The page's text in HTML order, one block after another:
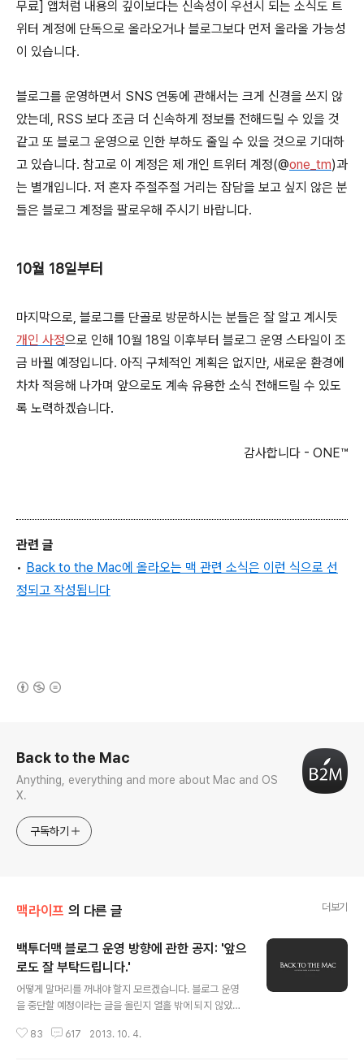
무료] 앱처럼 내용의 깊이보다는 신속성이 우선시 되는 소식도 트
위터 계정에 단독으로 올라오거나 블로그보다 먼저 올라올 가능성
이 있습니다.
블로그를 운영하면서 SNS 연동에 관해서는 크게 신경을 쓰지 않
았는데, RSS 보다 조금 더 신속하게 정보를 전해드릴 수 있을 것
같고 또 블로그 운영으로 인한 부하도 줄일 수 있을 것으로 기대하
고 있습니다. 참고로 이 계정은 제 개인 트위터 계정(@one_tm)과
는 별개입니다. 저 혼자 주절주절 거리는 잡담을 보고 싶지 않은 분
들은 블로그 계정을 팔로우해 주시기 바랍니다.
10월 18일부터
마지막으로, 블로그를 단골로 방문하시는 분들은 잘 알고 계시듯
개인 사정으로 인해 10월 18일 이후부터 블로그 운영 스타일이 조
금 바뀔 예정입니다. 아직 구체적인 계획은 없지만, 새로운 환경에
차차 적응해 나가며 앞으로도 계속 유용한 소식 전해드릴 수 있도
록 노력하겠습니다.
감사합니다 - ONE™
관련 글
• Back to the Mac에 올라오는 맥 관련 소식은 이런 식으로 선
정되고 작성됩니다
Back to the Mac
Anything, everything and more about Mac and OS
X.
구독하기
맥라이프 의 다른 글 더보기
백투더맥 블로그 운영 방향에 관한 공지: '앞으
로도 잘 부탁드립니다.'
어떻게 말머리를 꺼내야 할지 모르겠습니다. 블로그 운영
을 중단할 예정이라는 글을 올린지 열흘 밖에 되지 않았는
씀을 드리게 되어 정말 뻘쭘합니다. 은퇴 선언을 번복한 운
83 617 2013. 10. 4.